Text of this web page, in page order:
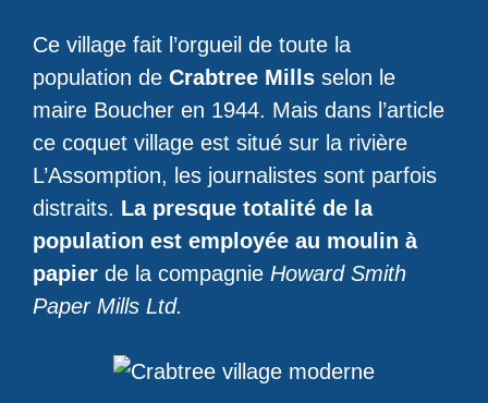
Ce village fait l’orgueil de toute la
population de Crabtree Mills selon le
maire Boucher en 1944. Mais dans l’article
ce coquet village est situé sur la rivière
L’Assomption, les journalistes sont parfois
distraits. La presque totalité de la
population est employée au moulin à
papier de la compagnie Howard Smith
Paper Mills Ltd.